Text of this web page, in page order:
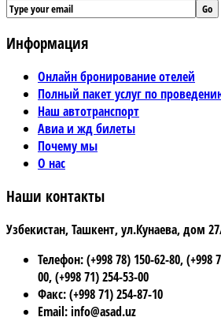
Информация
Онлайн бронирование отелей
Полный пакет услуг по
Наш автотранспорт
Авиа и жд билеты
Почему мы
О нас
Наши контакты
Узбекистан, Ташкент, ул.Кунаева, дом
Телефон: (+998 78) 150-62-80, (+998
00, (+998 71) 254-53-00
Факс: (+998 71) 254-87-10
Email: info@asad.uz